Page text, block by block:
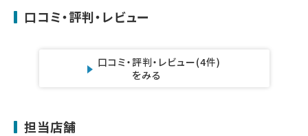
口コミ・評判・レビュー
口コミ・評判・レビュー
をみる
(4件)
担当店舗